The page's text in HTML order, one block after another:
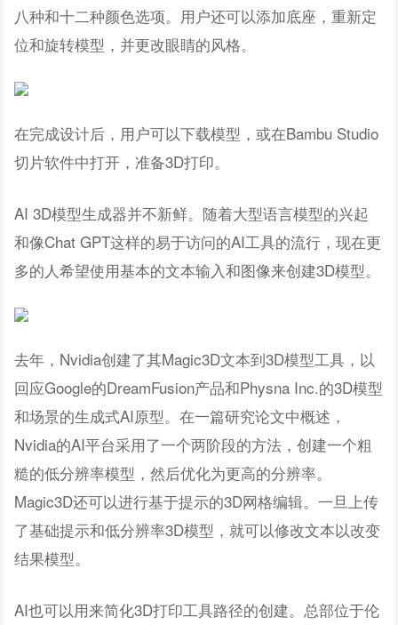
八种和十二种颜色选项。用户还可以添加底座，重新定
位和旋转模型，并更改眼睛的风格。
在完成设计后，用户可以下载模型，或在Bambu Studio
切片软件中打开，准备3D打印。
AI 3D模型生成器并不新鲜。随着大型语言模型的兴起
和像Chat GPT这样的易于访问的AI工具的流行，现在更
多的人希望使用基本的文本输入和图像来创建3D模型。
去年，Nvidia创建了其Magic3D文本到3D模型工具，以
回应Google的DreamFusion产品和Physna Inc.的3D模型
和场景的生成式AI原型。在一篇研究论文中概述，
Nvidia的AI平台采用了一个两阶段的方法，创建一个粗
糙的低分辨率模型，然后优化为更高的分辨率。
Magic3D还可以进行基于提示的3D网格编辑。一旦上传
了基础提示和低分辨率3D模型，就可以修改文本以改变
结果模型。
AI也可以用来简化3D打印工具路径的创建。总部位于伦